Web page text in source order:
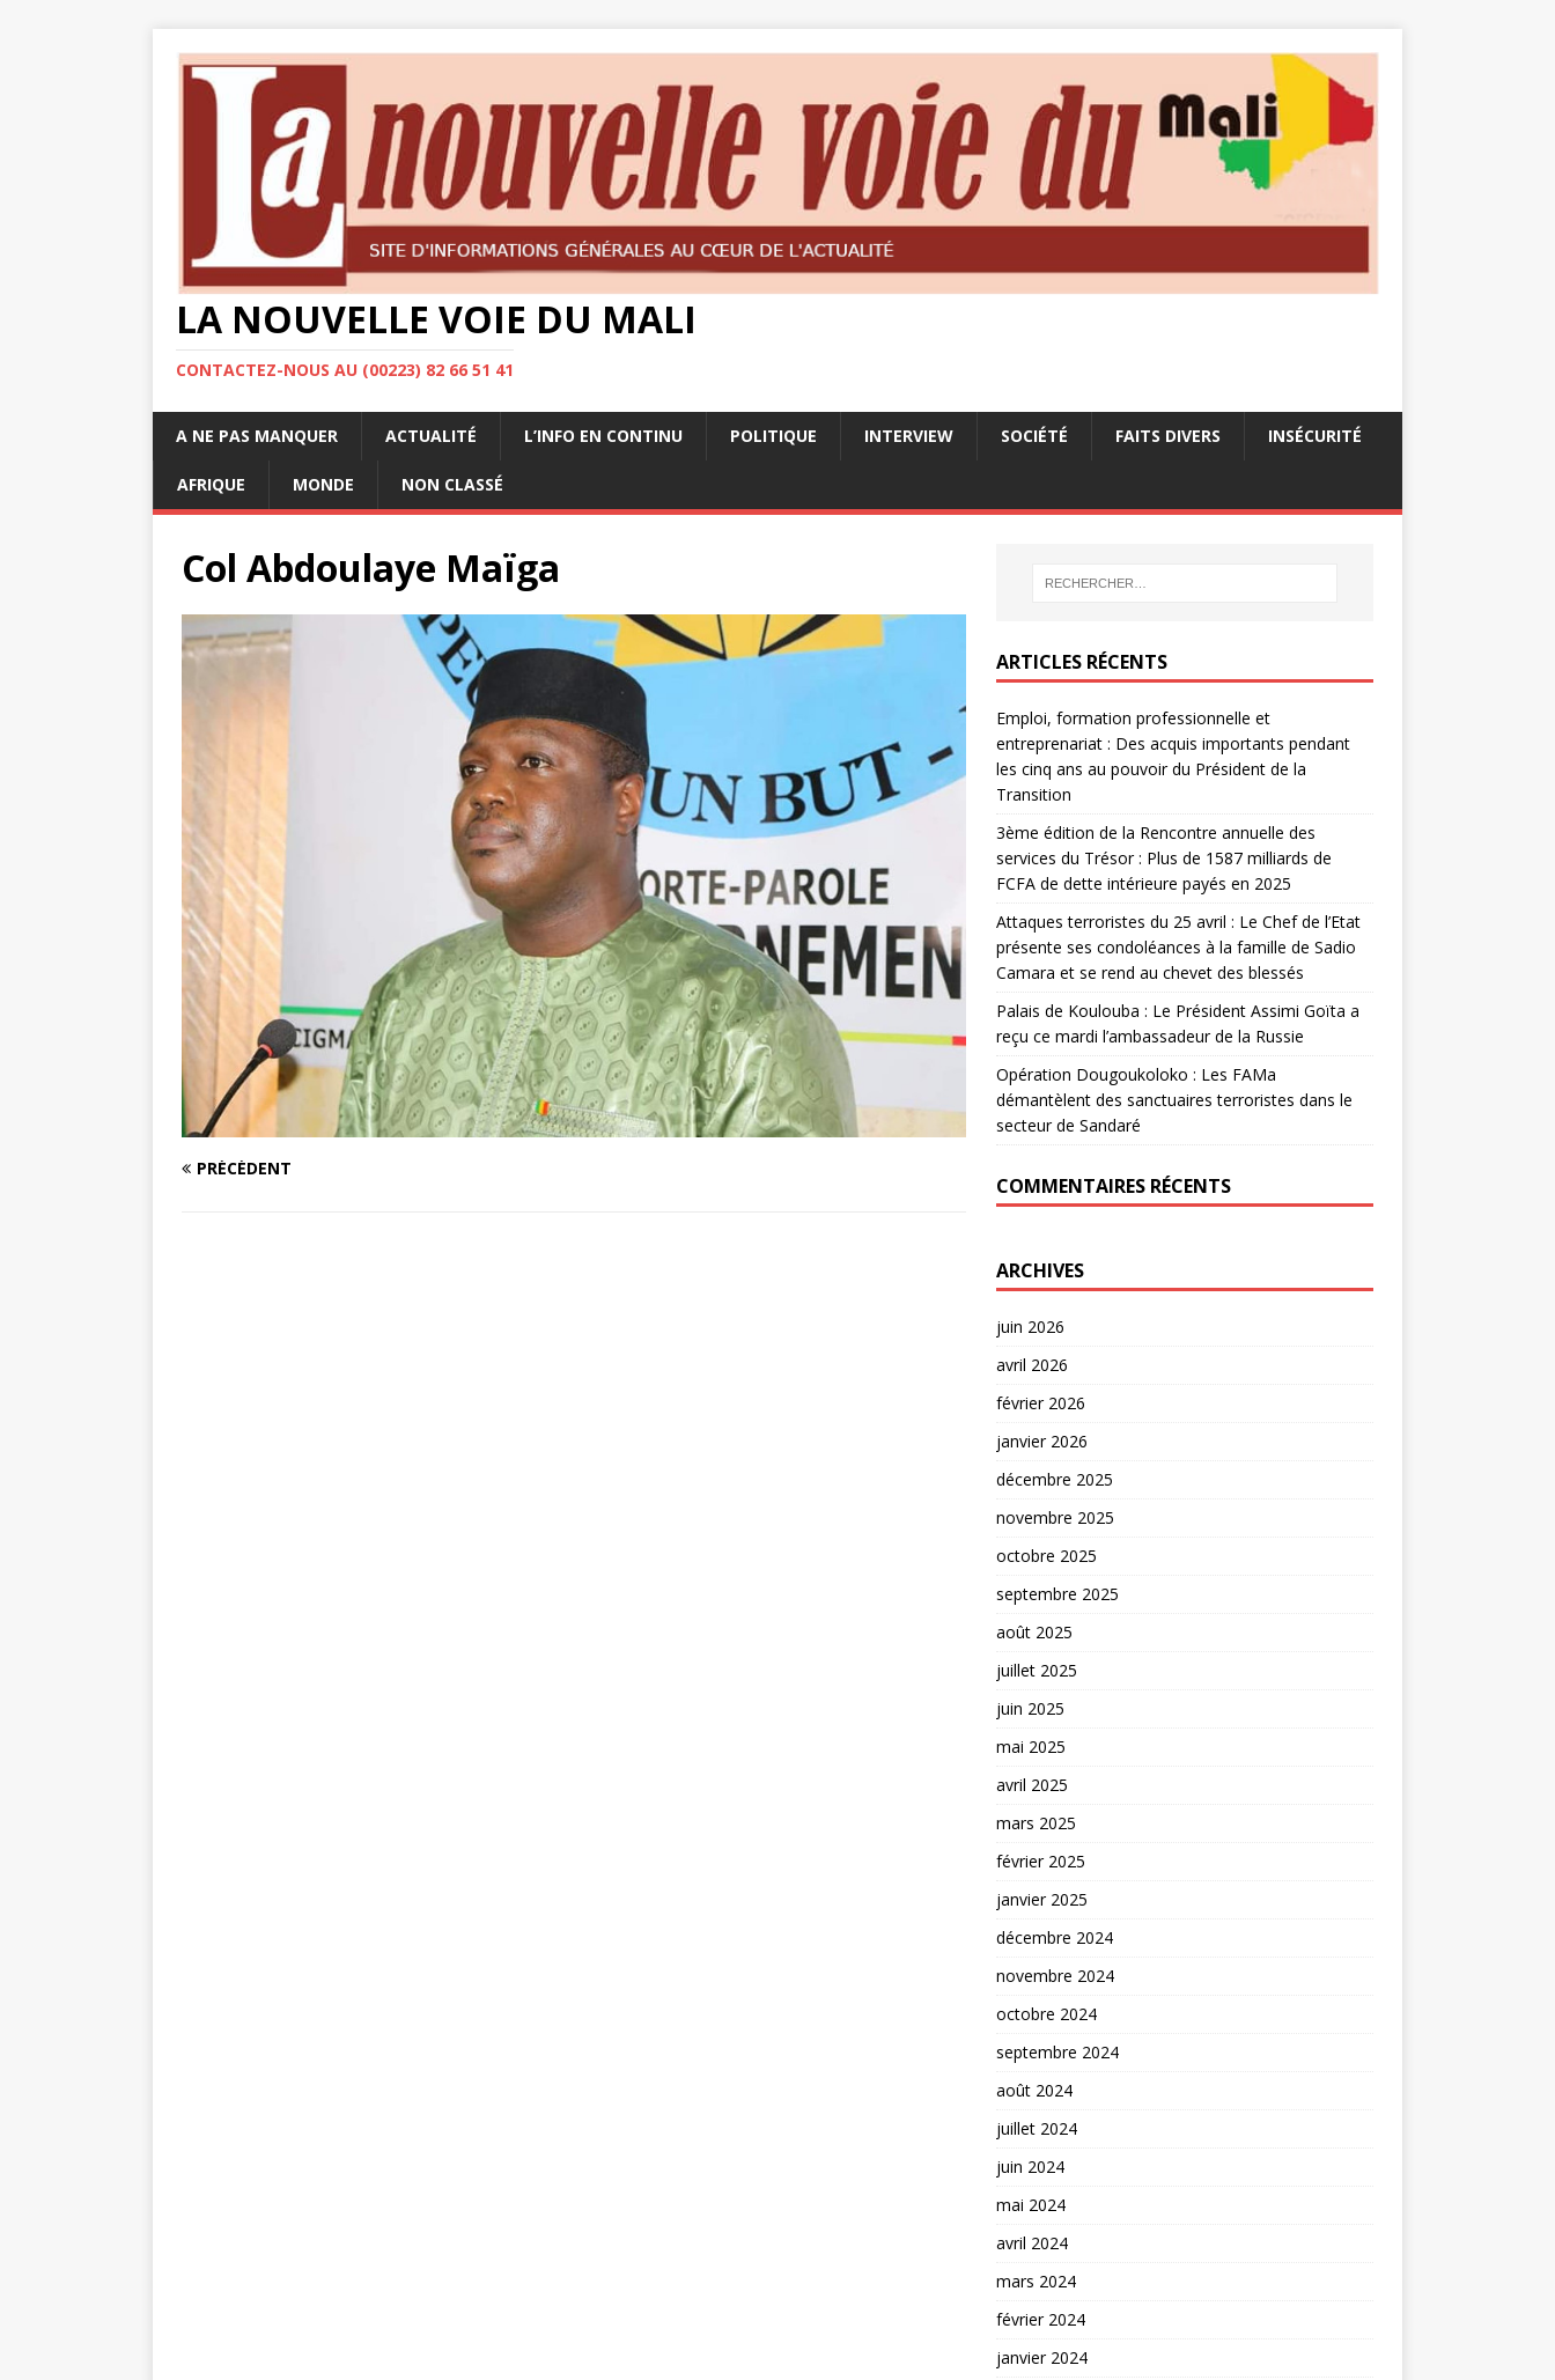
LA NOUVELLE VOIE DU MALI
CONTACTEZ-NOUS AU (00223) 82 66 51 41
A NE PAS MANQUER ACTUALITÉ L’INFO EN CONTINU POLITIQUE INTERVIEW SOCIÉTÉ FAITS DIVERS INSÉCURITÉ
AFRIQUE MONDE NON CLASSÉ
Col Abdoulaye Maïga
PRÉCÉDENT
ARTICLES RÉCENTS
Emploi, formation professionnelle et
entreprenariat : Des acquis importants pendant
les cinq ans au pouvoir du Président de la
Transition
3ème édition de la Rencontre annuelle des
services du Trésor : Plus de 1587 milliards de
FCFA de dette intérieure payés en 2025
Attaques terroristes du 25 avril : Le Chef de l’Etat
présente ses condoléances à la famille de Sadio
Camara et se rend au chevet des blessés
Palais de Koulouba : Le Président Assimi Goïta a
reçu ce mardi l’ambassadeur de la Russie
Opération Dougoukoloko : Les FAMa
démantèlent des sanctuaires terroristes dans le
secteur de Sandaré
COMMENTAIRES RÉCENTS
ARCHIVES
juin 2026
avril 2026
février 2026
janvier 2026
décembre 2025
novembre 2025
octobre 2025
septembre 2025
août 2025
juillet 2025
juin 2025
mai 2025
avril 2025
mars 2025
février 2025
janvier 2025
décembre 2024
novembre 2024
octobre 2024
septembre 2024
août 2024
juillet 2024
juin 2024
mai 2024
avril 2024
mars 2024
février 2024
janvier 2024